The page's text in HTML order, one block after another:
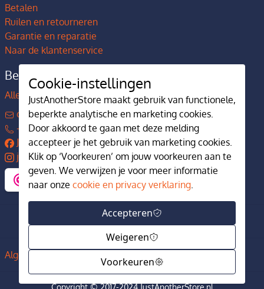
Betalen
Ruilen en retourneren
Garantie en reparatie
Naar de klantenservice
Bedrijfsgegevens
Alles over JustAnotherStore
contact@justanotherstore.nl
+31 73 644 7405
JustAnotherStore
justanotherstore.nl
Algemene voorwaarden Privacy en cookiebeleid
Copyright © 2017-2024 JustAnotherStore.nl
Cookie-instellingen
JustAnotherStore maakt gebruik van functionele,
beperkte analytische en marketing cookies.
Door akkoord te gaan met deze melding
accepteer je het gebruik van marketing cookies.
Klik op ‘Voorkeuren’ om jouw voorkeuren aan te
geven. We verwijzen je voor meer informatie
naar onze cookie en privacy verklaring.
Accepteren
Weigeren
Voorkeuren